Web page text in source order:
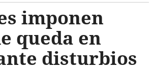
imponen
queda en
disturbios